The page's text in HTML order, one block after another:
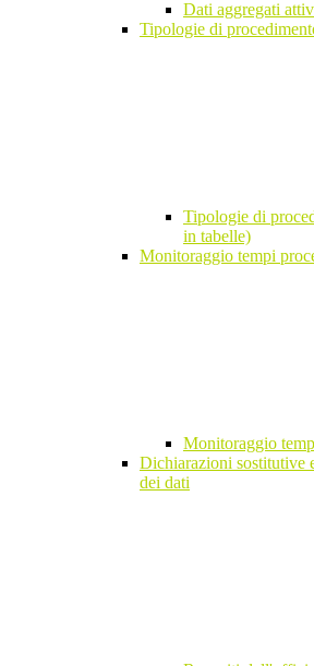
Dati aggregati
Tipologie di
Tipologie di
in tabelle)
Monitoraggio tempi
Monitoraggio
Dichiarazioni sostitutive
dei dati